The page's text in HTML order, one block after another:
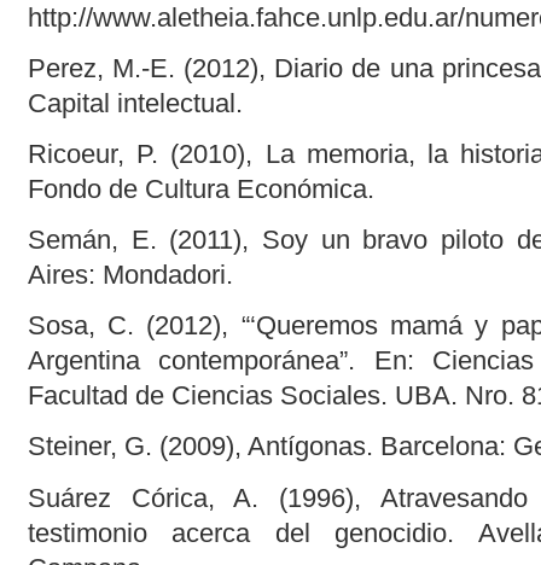
http://www.aletheia.fahce.unlp.edu.ar/
Perez, M.-E. (2012), Diario de una
Capital intelectual.
Ricoeur, P. (2010), La memoria, la
Fondo de Cultura Económica.
Semán, E. (2011), Soy un bravo piloto
Aires: Mondadori.
Sosa, C. (2012), “‘Queremos mamá y
Argentina contemporánea”. En:
Facultad de Ciencias Sociales. UBA. Nro.
Steiner, G. (2009), Antígonas. Barcelona:
Suárez Córica, A. (1996),
testimonio acerca del genocidio.